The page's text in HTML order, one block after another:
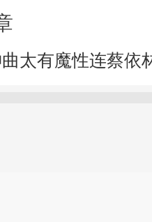
太有魔性连蔡依